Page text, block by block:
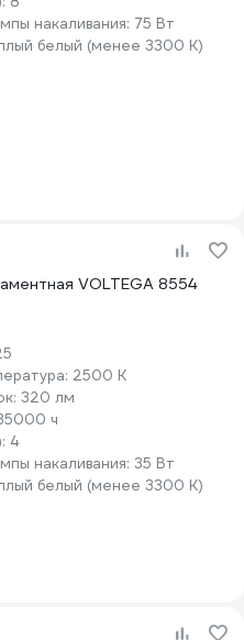
накаливания: 75 Вт
белый (менее 3300 К)
VOLTEGA 8554
2500 К
320 лм
ч
4
накаливания: 35 Вт
белый (менее 3300 К)